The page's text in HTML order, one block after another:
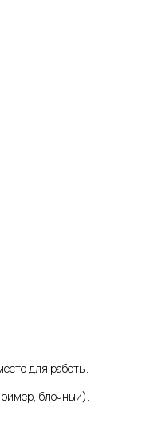
для работы.
блочный).